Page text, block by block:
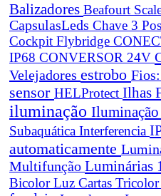
Balizadores Beafourt
CapsulasLeds Chave 3
Cockpit Flybridge
IP68 CONVERSOR 24V
Velejadores estrobo
sensor HELProtect Ilhas
iluminação Iluminação
Subaquática Interferencia
automaticamente
Multifunção Luminárias
BicolorLuz Cartas Tricolor